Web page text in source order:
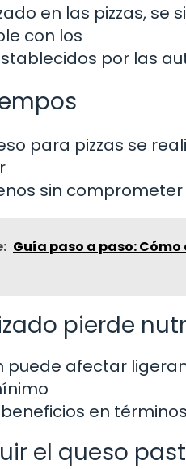
en las pizzas, se
con los
por las
para pizzas se
sin
Guía paso a paso:
pierde
puede afectar
en
el queso